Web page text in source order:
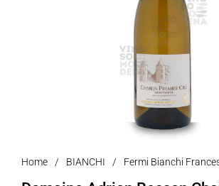
Home / BIANCHI / Fermi Bianchi